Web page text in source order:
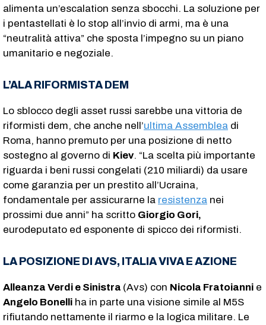
alimenta un’escalation senza sbocchi. La soluzione per
i pentastellati è lo stop all’invio di armi, ma è una
“neutralità attiva” che sposta l’impegno su un piano
umanitario e negoziale.
L’ALA RIFORMISTA DEM
Lo sblocco degli asset russi sarebbe una vittoria de
riformisti dem, che anche nell’ultima Assemblea di
Roma, hanno premuto per una posizione di netto
sostegno al governo di Kiev. “La scelta più importante
riguarda i beni russi congelati (210 miliardi) da usare
come garanzia per un prestito all’Ucraina,
fondamentale per assicurarne la resistenza nei
prossimi due anni” ha scritto Giorgio Gori,
eurodeputato ed esponente di spicco dei riformisti.
LA POSIZIONE DI AVS, ITALIA VIVA E AZIONE
Alleanza Verdi e Sinistra (Avs) con Nicola Fratoianni e
Angelo Bonelli ha in parte una visione simile al M5S
rifiutando nettamente il riarmo e la logica militare. Le